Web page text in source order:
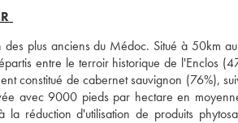
plus anciens du Médoc. Situé à 50km
entre le terroir historique de l'Enclos
constitué de cabernet sauvignon (76%),
avec 9000 pieds par hectare en
réduction d'utilisation de produits